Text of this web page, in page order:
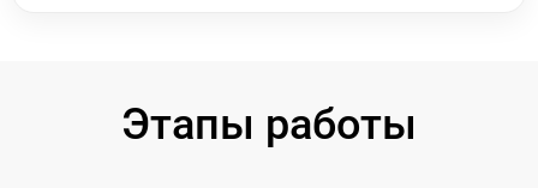
Этапы работы